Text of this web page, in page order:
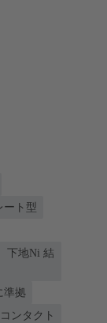
ート型
下地Ni 結
準拠
ンタクト